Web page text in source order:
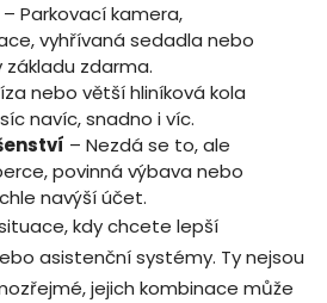
– Parkovací kamera,
vyhřívaná sedadla nebo
zdarma.
nebo větší hliníková kola
navíc, snadno i víc.
– Nezdá se to, ale
povinná výbava nebo
navýší účet.
kdy chcete lepší
asistenční systémy. Ty nejsou
jejich kombinace může